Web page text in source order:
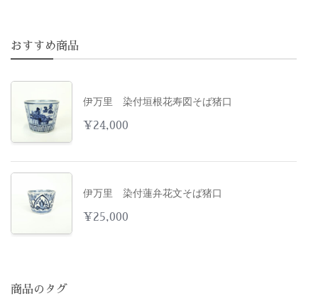
おすすめ商品
伊万里 染付垣根花寿図そば猪口
¥ 24,000
伊万里 染付蓮弁花文そば猪口
¥ 25,000
商品のタグ